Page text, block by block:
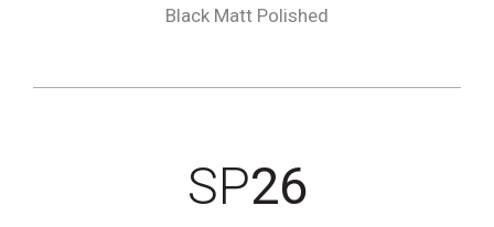
Black Matt Polished
SP26